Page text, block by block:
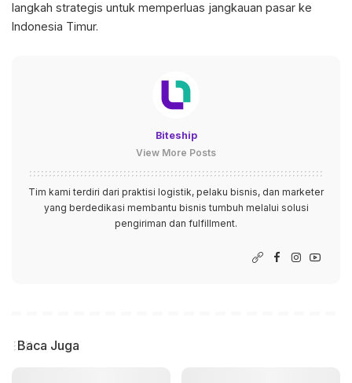
langkah strategis untuk memperluas jangkauan pasar ke
Indonesia Timur.
Biteship
View More Posts
Tim kami terdiri dari praktisi logistik, pelaku bisnis, dan marketer
yang berdedikasi membantu bisnis tumbuh melalui solusi
pengiriman dan fulfillment.
Baca Juga